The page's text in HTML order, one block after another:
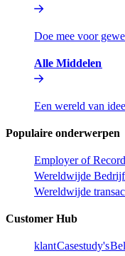
Doe mee voor
Alle Middelen​​
Een wereld van
Populaire onderwerpen​​
Employer of Record​​
Wereldwijde
Wereldwijde
Customer Hub​​
klant​​Casestudy's​​